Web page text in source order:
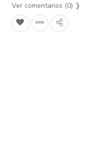
Ver comentarios (0) ❭